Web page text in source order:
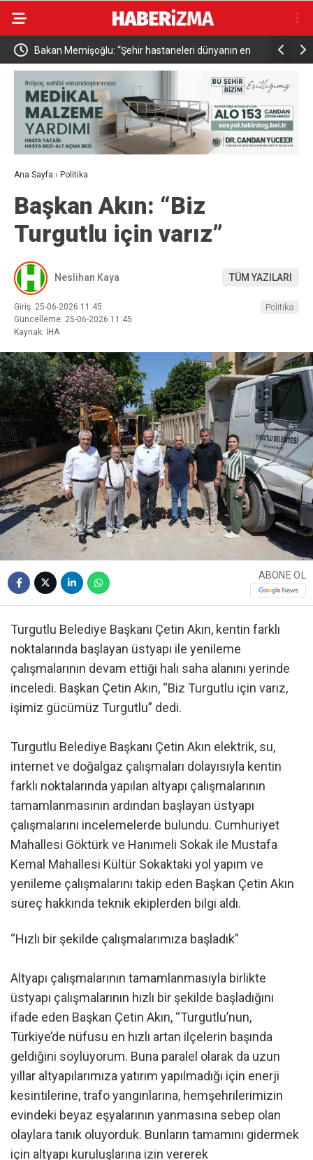
Bakan Memişoğlu: “Şehir hastaneleri dünyanın en
üst seviye sağlık hizmet binalarıdır”
İçişleri
bu yılın
Ana Sayfa › Politika
Başkan Akın: “Biz
Turgutlu için varız”
Neslihan Kaya TÜM YAZILARI
Giriş: 25-06-2026 11:45
Güncelleme: 25-06-2026 11:45
Kaynak: İHA
Politika
ABONE OL
Turgutlu Belediye Başkanı Çetin Akın, kentin farklı
noktalarında başlayan üstyapı ile yenileme
çalışmalarının devam ettiği halı saha alanını yerinde
inceledi. Başkan Çetin Akın, “Biz Turgutlu için varız,
işimiz gücümüz Turgutlu” dedi.
Turgutlu Belediye Başkanı Çetin Akın elektrik, su,
internet ve doğalgaz çalışmaları dolayısıyla kentin
farklı noktalarında yapılan altyapı çalışmalarının
tamamlanmasının ardından başlayan üstyapı
çalışmalarını incelemelerde bulundu. Cumhuriyet
Mahallesi Göktürk ve Hanımeli Sokak ile Mustafa
Kemal Mahallesi Kültür Sokaktaki yol yapım ve
yenileme çalışmalarını takip eden Başkan Çetin Akın
süreç hakkında teknik ekiplerden bilgi aldı.
“Hızlı bir şekilde çalışmalarımıza başladık”
Altyapı çalışmalarının tamamlanmasıyla birlikte
üstyapı çalışmalarının hızlı bir şekilde başladığını
ifade eden Başkan Çetin Akın, “Turgutlu’nun,
Türkiye’de nüfusu en hızlı artan ilçelerin başında
geldiğini söylüyorum. Buna paralel olarak da uzun
yıllar altyapılarımıza yatırım yapılmadığı için enerji
kesintilerine, trafo yangınlarına, hemşehrilerimizin
evindeki beyaz eşyalarının yanmasına sebep olan
olaylara tanık oluyorduk. Bunların tamamını gidermek
için altyapı kuruluşlarına izin vererek